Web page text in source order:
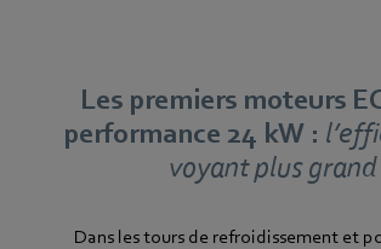
Les premiers moteurs
performance 24 kW :
voyant plus grand
Dans les tours de refroidissement et